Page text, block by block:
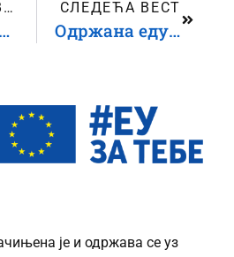
ПРЕТХОДНА ВЕСТ
Преглед препорука упућених Србији од стране европских и тела Уједињених нација за људска права о деци са инвалидитетом и институционалној нези
СЛЕДЕЋА ВЕСТ
Одржана едукативна радионица у ОШ „Миле Дубљевић“ на тему инклузивног образовања
је и одржава се уз